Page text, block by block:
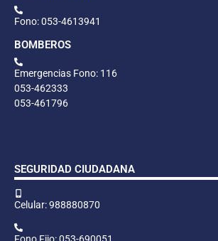
Fono: 053-4613941
BOMBEROS
Emergencias Fono: 116
053-462333
053-461796
SEGURIDAD CIUDADANA
Celular: 988880870
Fono Fijo: 053-690051